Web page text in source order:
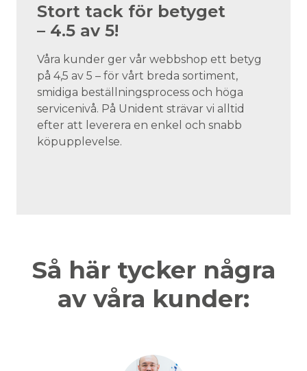
Stort tack för betyget
– 4.5 av 5!
Våra kunder ger vår webbshop ett betyg
på 4,5 av 5 – för vårt breda sortiment,
smidiga beställningsprocess och höga
servicenivå. På Unident strävar vi alltid
efter att leverera en enkel och snabb
köpupplevelse.
Så här tycker några
av våra kunder: